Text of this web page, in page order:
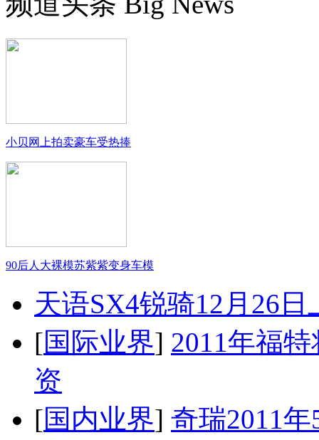
小贝网上拍卖豪车受热捧
90后人大裸模苏紫紫变身车模
天语SX4锐骑12月26
[国际业界] 2011年福
资
[国内业界] 奇瑞2011